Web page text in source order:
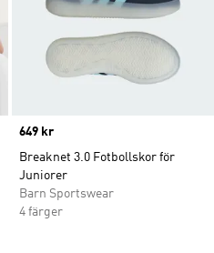
Price
649 kr
Breaknet 3.0 Fotbollskor för
Juniorer
Barn Sportswear
4 färger